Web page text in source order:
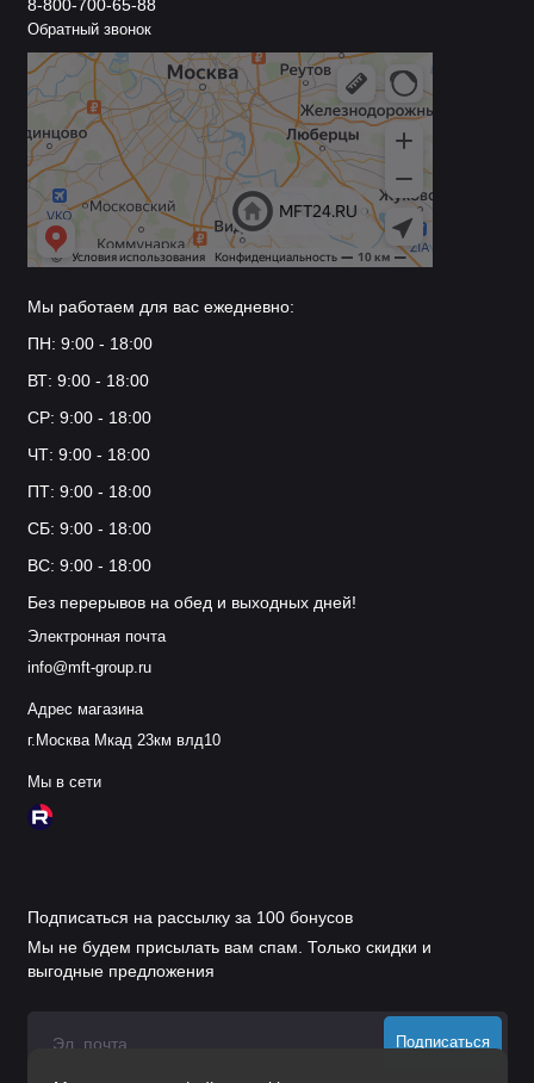
8-800-700-65-88
Обратный звонок
Мы работаем для вас ежедневно:
ПН: 9:00 - 18:00
ВТ: 9:00 - 18:00
СР: 9:00 - 18:00
ЧТ: 9:00 - 18:00
ПТ: 9:00 - 18:00
СБ: 9:00 - 18:00
ВС: 9:00 - 18:00
Без перерывов на обед и выходных дней!
Электронная почта
info@mft-group.ru
Адрес магазина
г.Москва Мкад 23км влд10
Мы в сети
Подписаться на рассылку за 100 бонусов
Мы не будем присылать вам спам. Только скидки и
выгодные предложения
Подписаться